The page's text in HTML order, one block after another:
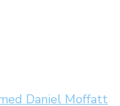
Daniel Moffatt